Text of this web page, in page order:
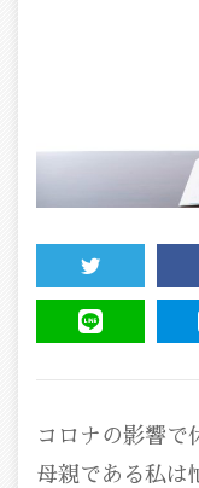
TWEET
コロナの影響で
母親である私は